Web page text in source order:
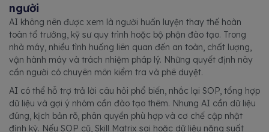
người
AI không nên được xem là người huấn luyện thay thế hoàn
toàn tổ trưởng, kỹ sư quy trình hoặc bộ phận đào tạo. Trong
nhà máy, nhiều tình huống liên quan đến an toàn, chất lượng,
vận hành máy và trách nhiệm pháp lý. Những quyết định này
cần người có chuyên môn kiểm tra và phê duyệt.
AI có thể hỗ trợ trả lời câu hỏi phổ biến, nhắc lại SOP, tổng hợp
dữ liệu và gợi ý nhóm cần đào tạo thêm. Nhưng AI cần dữ liệu
đúng, kịch bản rõ, phân quyền phù hợp và cơ chế cập nhật
định kỳ. Nếu SOP cũ, Skill Matrix sai hoặc dữ liệu năng suất